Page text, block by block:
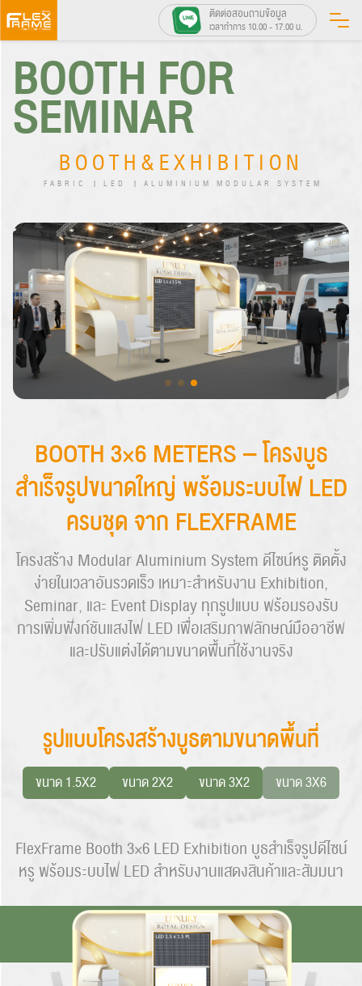
Skip
to
content
ติดต่อสอบถามข้อมูล
เวลาทำการ 10.00 - 17.00 น.
BOOTH FOR
SEMINAR
BOOTH&EXHIBITION
FABRIC LED ALUMINIUM MODULAR SYSTEM
BOOTH 3×6 METERS – โครงบูธ
สำเร็จรูปขนาดใหญ่ พร้อมระบบไฟ LED
ครบชุด จาก FLEXFRAME
โครงสร้าง Modular Aluminium System ดีไซน์หรู ติดตั้ง
ง่ายในเวลาอันรวดเร็ว เหมาะสำหรับงาน Exhibition,
Seminar, และ Event Display ทุกรูปแบบ พร้อมรองรับ
การเพิ่มฟังก์ชันแสงไฟ LED เพื่อเสริมภาพลักษณ์มืออาชีพ
และปรับแต่งได้ตามขนาดพื้นที่ใช้งานจริง
รูปแบบโครงสร้างบูธตามขนาดพื้นที่
ขนาด 1.5X2 ขนาด 2X2 ขนาด 3X2 ขนาด 3X6
FlexFrame Booth 3×6 LED Exhibition บูธสำเร็จรูปดีไซน์
หรู พร้อมระบบไฟ LED สำหรับงานแสดงสินค้าและสัมมนา